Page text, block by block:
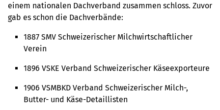
einem nationalen Dachverband zusammen schloss. Zuvor
gab es schon die Dachverbände:
1887 SMV Schweizerischer Milchwirtschaftlicher
Verein
1896 VSKE Verband Schweizerischer Käseexporteure
1906 VSMBKD Verband Schweizerischer Milch-,
Butter- und Käse-Detaillisten